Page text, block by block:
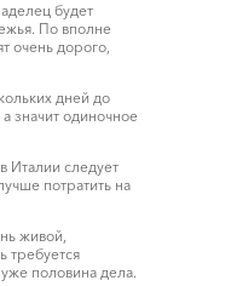
будет
По вполне
очень дорого,
дней до
значит одиночное
Италии следует
потратить на
живой,
требуется
половина дела.